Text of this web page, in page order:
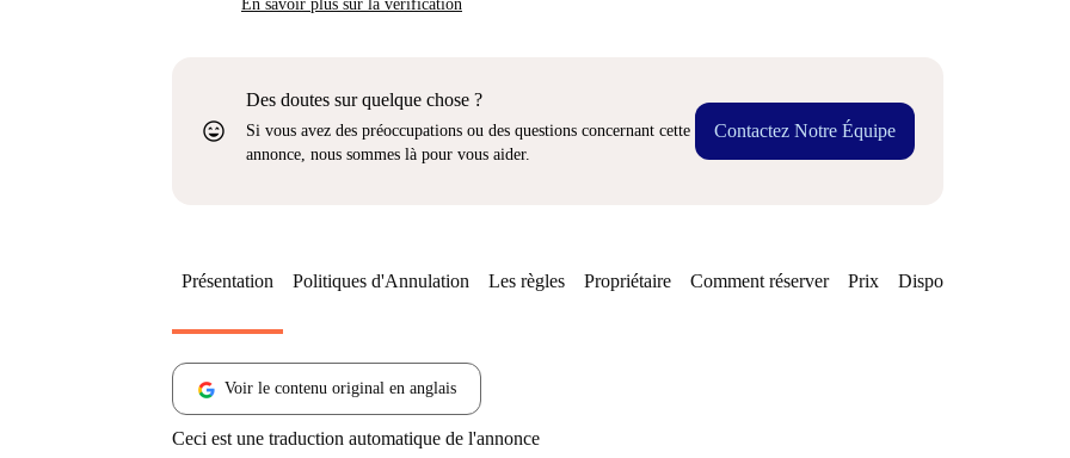
En savoir plus sur la vérification
sentiment_very_satisfied
Des doutes sur quelque chose ?
Si vous avez des préoccupations ou des questions concernant cette
annonce, nous sommes là pour vous aider.
Contactez Notre Équipe
Présentation Politiques d'Annulation Les règles Propriétaire Comment réserver Prix Disponibilités
Voir le contenu original en anglais
Ceci est une traduction automatique de l'annonce